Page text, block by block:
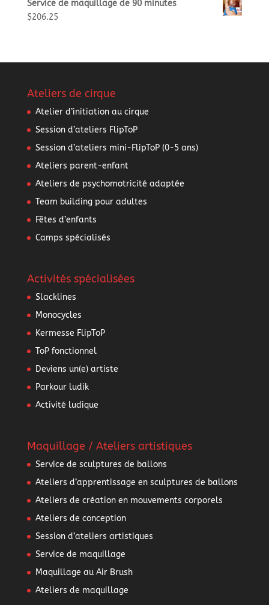
Service de maquillage de 90 minutes
$206.25
Ateliers de cirque
Atelier d’initiation au cirque
Session d’ateliers FlipToP
Session d’ateliers mini-FlipToP (0-5 ans)
Ateliers parent-enfant
Ateliers de psychomotricité adaptée
Team building pour adultes
Fêtes d’enfants
Camps spécialisés
Activités spécialisées
Slacklines
Monocycles
Kermesse FlipToP
ToP fonctionnel
Deviens un(e) artiste
Parkour ludik
Activité ludique
Maquillage / Ateliers artistiques
Service de sculptures de ballons
Ateliers d’apprentissage en sculptures de ballons
Ateliers de création en mouvements corporels
Ateliers de conception
Session d’ateliers artistiques
Service de maquillage
Maquillage au Air Brush
Ateliers de maquillage